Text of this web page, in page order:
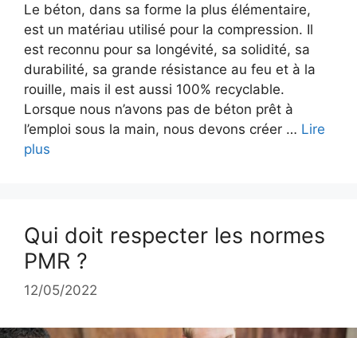
Le béton, dans sa forme la plus élémentaire,
est un matériau utilisé pour la compression. Il
est reconnu pour sa longévité, sa solidité, sa
durabilité, sa grande résistance au feu et à la
rouille, mais il est aussi 100% recyclable.
Lorsque nous n’avons pas de béton prêt à
l’emploi sous la main, nous devons créer … Lire
plus
Qui doit respecter les normes
PMR ?
12/05/2022